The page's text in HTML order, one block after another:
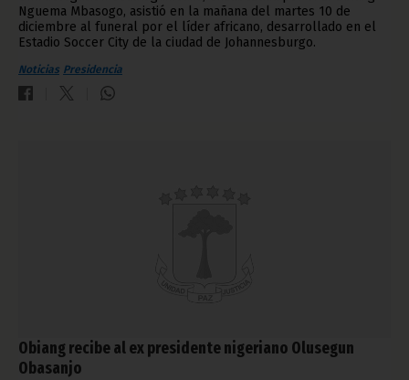
Nguema Mbasogo, asistió en la mañana del martes 10 de
diciembre al funeral por el líder africano, desarrollado en el
Estadio Soccer City de la ciudad de Johannesburgo.
Noticias Presidencia
Obiang recibe al ex presidente nigeriano Olusegun
Obasanjo